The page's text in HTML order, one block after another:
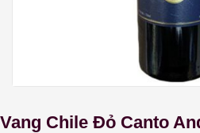
Vang Chile Đỏ Canto